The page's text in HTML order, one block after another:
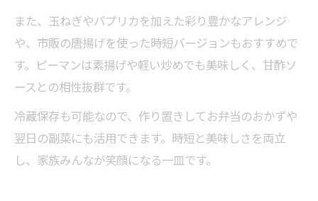
また、玉ねぎやパプリカを加えた彩り豊かなアレンジ
や、市販の唐揚げを使った時短バージョンもおすすめで
す。ピーマンは素揚げや軽い炒めでも美味しく、甘酢ソ
ースとの相性抜群です。
冷蔵保存も可能なので、作り置きしてお弁当のおかずや
翌日の副菜にも活用できます。時短と美味しさを両立
し、家族みんなが笑顔になる一皿です。